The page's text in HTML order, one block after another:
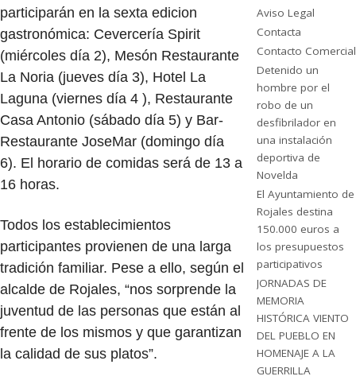
participarán en la sexta edicion
gastronómica: Cevercería Spirit
(miércoles día 2), Mesón Restaurante
La Noria (jueves día 3), Hotel La
Laguna (viernes día 4 ), Restaurante
Casa Antonio (sábado día 5) y Bar-
Restaurante JoseMar (domingo día
6). El horario de comidas será de 13 a
16 horas.
Todos los establecimientos
participantes provienen de una larga
tradición familiar. Pese a ello, según el
alcalde de Rojales, “nos sorprende la
juventud de las personas que están al
frente de los mismos y que garantizan
la calidad de sus platos”.
Aviso Legal
Contacta
Contacto Comercial
Detenido un
hombre por el
robo de un
desfibrilador en
una instalación
deportiva de
Novelda
El Ayuntamiento de
Rojales destina
150.000 euros a
los presupuestos
participativos
JORNADAS DE
MEMORIA
HISTÓRICA VIENTO
DEL PUEBLO EN
HOMENAJE A LA
GUERRILLA